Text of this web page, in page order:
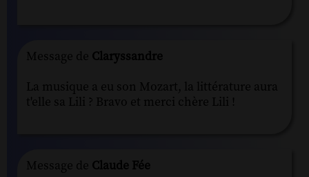
Message de Claryssandre
La musique a eu son Mozart, la littérature aura
t'elle sa Lili ? Bravo et merci chère Lili !
Message de Claude Fée